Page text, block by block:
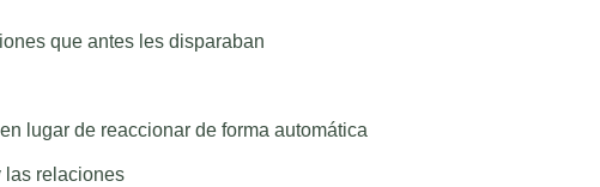
que antes les disparaban
lugar de reaccionar de forma automática
las relaciones